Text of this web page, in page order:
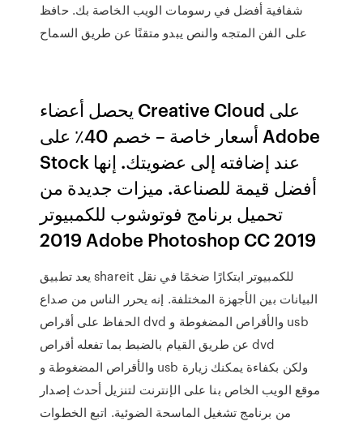
شفافية أفضل في رسومات الويب الخاصة بك. حافظ
على الفن المتجه والنص يبدو متقنًا عن طريق السماح
يحصل أعضاء Creative Cloud على
أسعار خاصة – خصم 40٪ على Adobe
Stock عند إضافته إلى عضويتك. إنها
أفضل قيمة للصناعة. ميزات جديدة من
تحميل برنامج فوتوشوب للكمبيوتر
2019 Adobe Photoshop CC 2019
يعد تطبيق shareit للكمبيوتر ابتكارًا ضخمًا في نقل
البيانات بين الأجهزة المختلفة. إنه يحرر الناس من صداع
الحفاظ على أقراص dvd والأقراص المضغوطة و usb
عن طريق القيام بالضبط بما تفعله أقراص dvd
والأقراص المضغوطة و usb ولكن بكفاءة يمكنك زيارة
موقع الويب الخاص بنا على الإنترنت لتنزيل أحدث إصدار
من ‏برنامج تشغيل الماسحة الضوئية. اتبع الخطوات